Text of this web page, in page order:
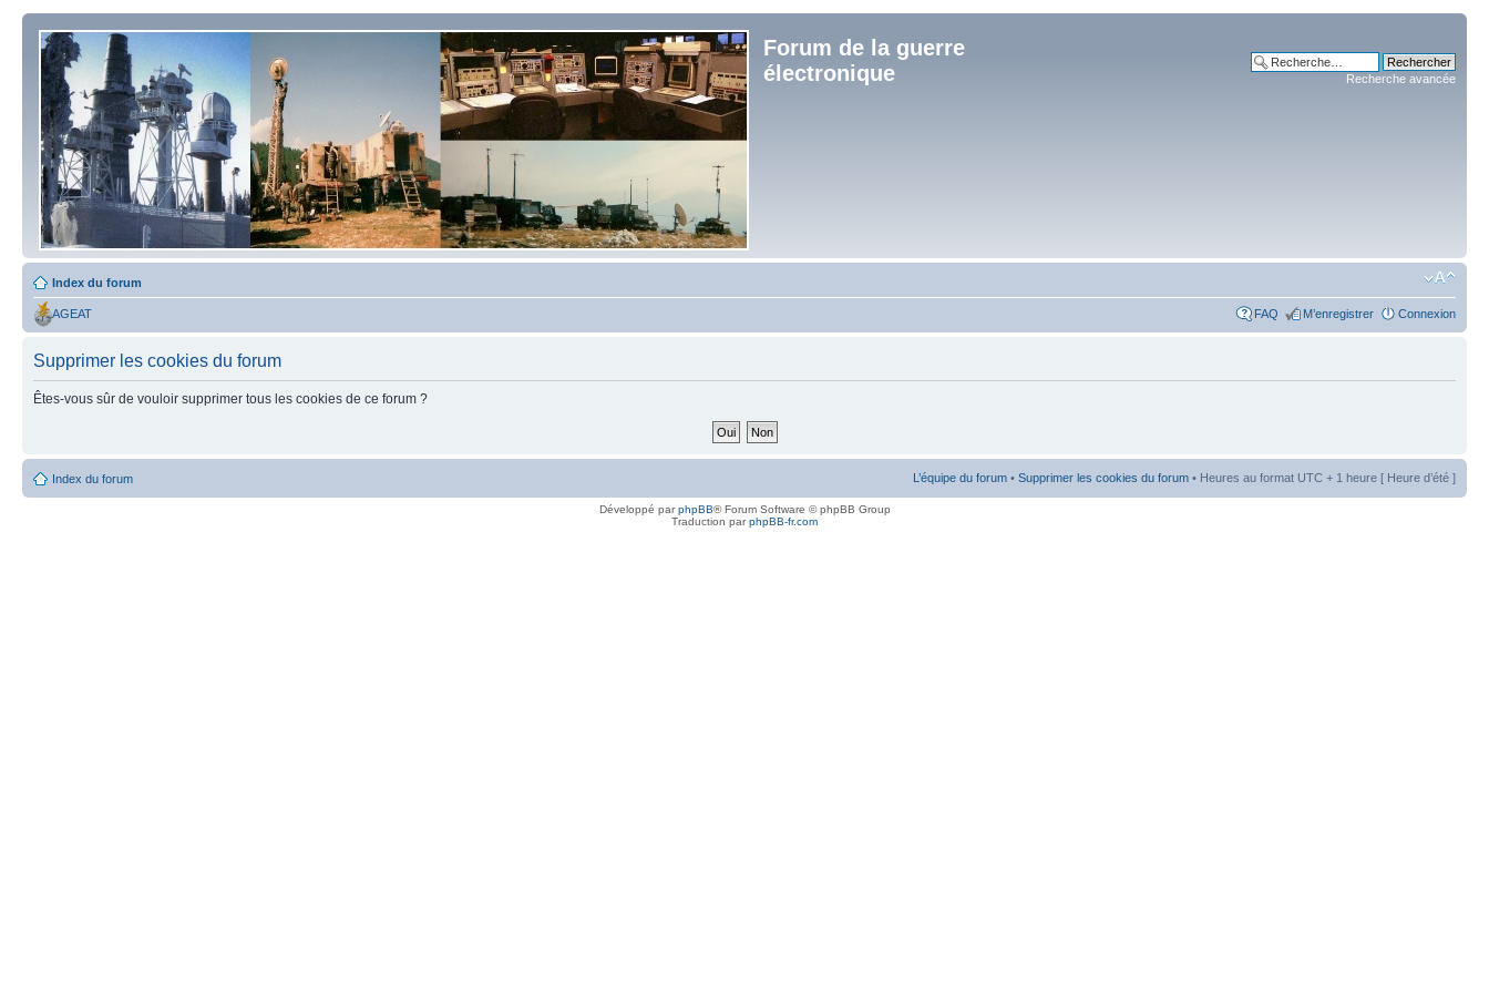
Forum de la guerre
électronique
Recherche avancée
Index du forum
AGEAT FAQ M’enregistrer Connexion
Supprimer les cookies du forum
Êtes-vous sûr de vouloir supprimer tous les cookies de ce forum ?
Index du forum L’équipe du forum • Supprimer les cookies du forum • Heures au format UTC + 1 heure [ Heure d’été ]
Développé parphpBB® Forum Software © phpBB Group
Traduction parphpBB-fr.com